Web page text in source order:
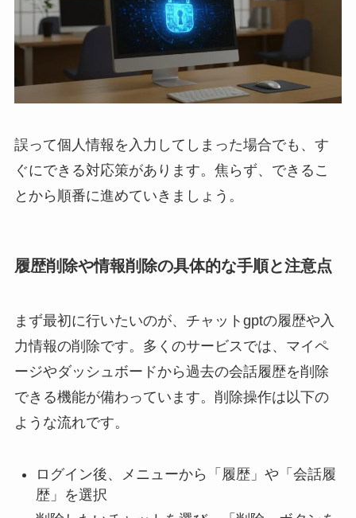
誤って個人情報を入力してしまった場合でも、す
ぐにできる対応策があります。焦らず、できるこ
とから順番に進めていきましょう。
履歴削除や情報削除の具体的な手順と注意点
まず最初に行いたいのが、チャットgptの履歴や入
力情報の削除です。多くのサービスでは、マイペ
ージやダッシュボードから過去の会話履歴を削除
できる機能が備わっています。削除操作は以下の
ような流れです。
ログイン後、メニューから「履歴」や「会話履
歴」を選択